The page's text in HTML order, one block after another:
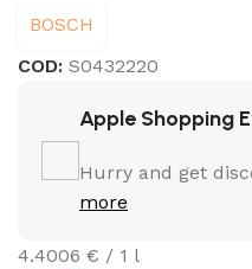
BOSCH
COD:S0432220
Apple Shopping
Hurry and get
more
4.4006 € / 1 l